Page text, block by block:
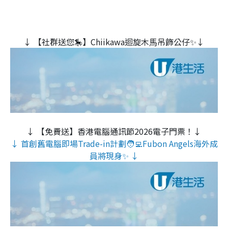
↓ 【社群送您🎠】Chiikawa迴旋木⾺吊飾公仔✨↓
↓ 【免費送】香港電腦通訊節2026電子門票！↓
↓ 首創舊電腦即場Trade-in計劃🧑‍💻Fubon Angels海外成
員將現身✨ ↓